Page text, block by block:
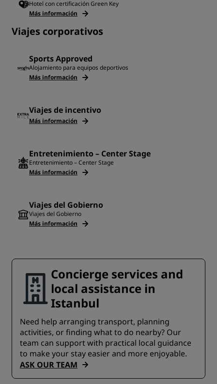
Hotel con certificación Green Key
Más información
Viajes corporativos
Sports Approved
Alojamiento para equipos deportivos
Más información
Viajes de incentivo
Más información
Entretenimiento – Center Stage
Entretenimiento – Center Stage
Más información
Viajes del Gobierno
Viajes del Gobierno
Más información
Concierge services and
local assistance in
Istanbul
Need help arranging transport, planning
activities, or finding what to do nearby? Our
team can support with practical local guidance
to make your stay easier and more enjoyable.
ASK OUR TEAM